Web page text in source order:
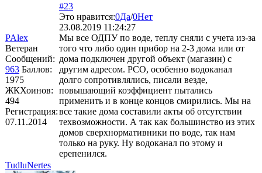
PAlex
Ветеран
Сообщений:
963 Баллов:
1975
ЖКХоинов:
494
Регистрация:
07.11.2014
#23
Это нравится:0Да/0Нет
23.08.2019 11:24:27
Мы все ОДПУ по воде, теплу сняли с учета из-за
того что либо один прибор на 2-3 дома или от
дома подключен другой объект (магазин) с
другим адресом. РСО, особенно водоканал
долго сопротивлялись, писали везде,
повышающий коэффициент пытались
применить и в конце концов смирились. Мы на
все такие дома составили акты об отсутствии
техвозможности. А так как большинство из этих
домов сверхнормативники по воде, так нам
только на руку. Ну водоканал по этому и
ерепенился.
TudluNertes